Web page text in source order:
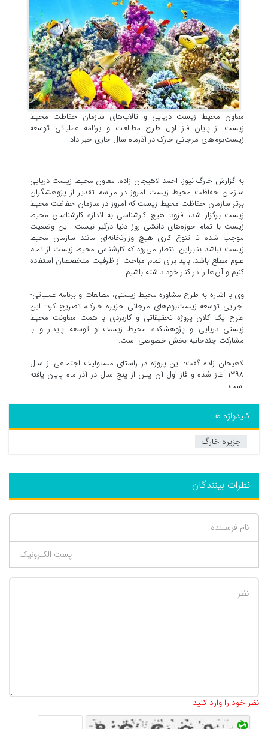
معاون محیط زیست دریایی و تالاب‌های سازمان حفاطت محیط
زیست از پایان فاز اول طرح مطالعات و برنامه عملیاتی توسعه
زیست‌بوم‌های مرجانی خارک در آذرماه سال جاری خبر داد.
به گزارش خارگ نیوز، احمد لاهیجان زاده، معاون محیط زیست دریایی
سازمان حفاظت محیط زیست امروز در مراسم تقدیر از پژوهشگران
برتر سازمان حفاظت محیط زیست که امروز در سازمان حفاظت محیط
زیست برگزار شد، افزود: هیچ کارشناسی به اندازه کارشناسان محیط
زیست با تمام حوزه‌های دانشی روز دنیا درگیر نیست. این وضعیت
موجب شده تا تنوع کاری هیچ وزارتخانه‌ای مانند سازمان محیط
زیست نباشد بنابراین انتظار می‌رود که کارشناس محیط زیست از تمام
علوم مطلع باشد. باید برای تمام مباحث از ظرفیت متخصصان استفاده
کنیم و آن‌ها را در کنار خود داشته باشیم.
وی با اشاره به طرح مشاوره محیط زیستی، مطالعات و برنامه عملیاتی-
اجرایی توسعه زیست‌بوم‌های مرجانی جزیره خارک، تصریح کرد: این
طرح یک کلان پروژه تحقیقاتی و کاربردی با همت معاونت محیط
زیستی دریایی و پژوهشکده محیط زیست و توسعه پایدار و با
مشارکت چندجانبه بخش خصوصی است.
لاهیجان زاده گفت: این پروژه در راستای مسئولیت اجتماعی از سال
۱۳۹۸ آغاز شده و فاز اول آن پس از پنج سال در آذر ماه پایان یافته
است.
کلیدواژه ها:
جزیره خارگ
نظرات بینندگان
نظر خود را وارد کنید